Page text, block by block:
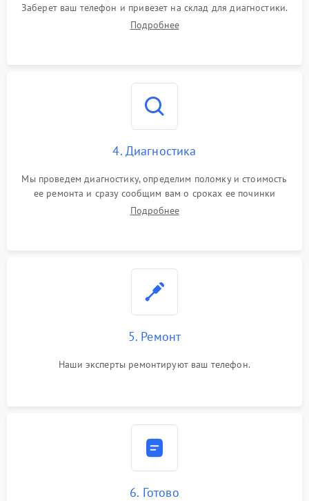
Заберет ваш телефон и привезет на склад для диагностики.
Подробнее
4. Диагностика
Мы проведем диагностику, определим поломку и стоимость
ее ремонта и сразу сообщим вам о сроках ее починки
Подробнее
5. Ремонт
Наши эксперты ремонтируют ваш телефон.
6. Готово